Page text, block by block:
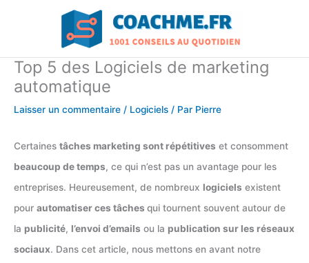
Top 5 des Logiciels de marketing
automatique
Laisser un commentaire / Logiciels / Par Pierre
Certaines tâches marketing sont répétitives et consomment
beaucoup de temps, ce qui n’est pas un avantage pour les
entreprises. Heureusement, de nombreux logiciels existent
pour automatiser ces tâches qui tournent souvent autour de
la publicité, l’envoi d’emails ou la publication sur les réseaux
sociaux. Dans cet article, nous mettons en avant notre